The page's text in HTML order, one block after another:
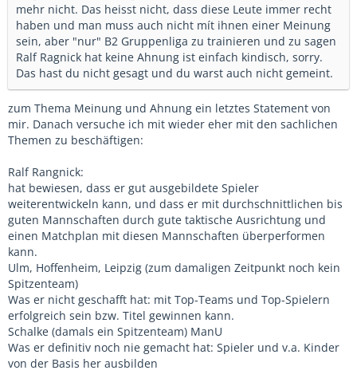
mehr nicht. Das heisst nicht, dass diese Leute immer recht
haben und man muss auch nicht mít ihnen einer Meinung
sein, aber "nur" B2 Gruppenliga zu trainieren und zu sagen
Ralf Ragnick hat keine Ahnung ist einfach kindisch, sorry.
Das hast du nicht gesagt und du warst auch nicht gemeint.
zum Thema Meinung und Ahnung ein letztes Statement von
mir. Danach versuche ich mit wieder eher mit den sachlichen
Themen zu beschäftigen:
Ralf Rangnick:
hat bewiesen, dass er gut ausgebildete Spieler
weiterentwickeln kann, und dass er mit durchschnittlichen bis
guten Mannschaften durch gute taktische Ausrichtung und
einen Matchplan mit diesen Mannschaften überperformen
kann.
Ulm, Hoffenheim, Leipzig (zum damaligen Zeitpunkt noch kein
Spitzenteam)
Was er nicht geschafft hat: mit Top-Teams und Top-Spielern
erfolgreich sein bzw. Titel gewinnen kann.
Schalke (damals ein Spitzenteam) ManU
Was er definitiv noch nie gemacht hat: Spieler und v.a. Kinder
von der Basis her ausbilden